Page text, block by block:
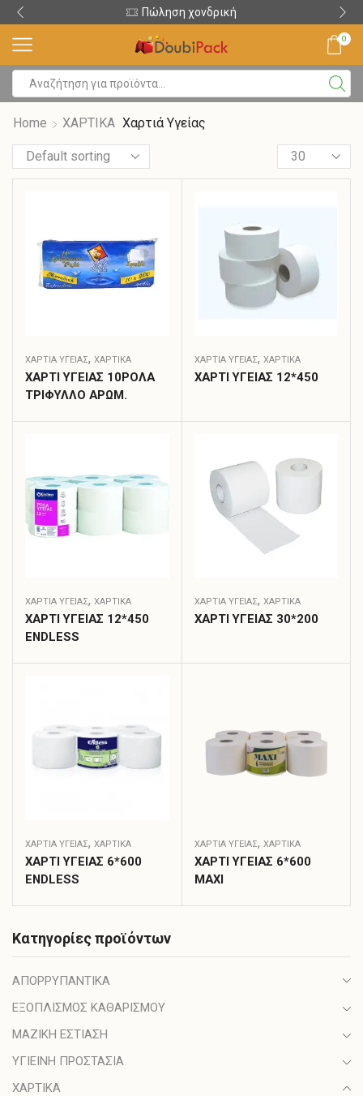
Πώληση χονδρική
0
Home ΧΑΡΤΙΚΑ Χαρτιά Υγείας
ΧΑΡΤΙΆ ΥΓΕΊΑΣ, ΧΑΡΤΙΚΑ
ΧΑΡΤΙ ΥΓΕΙΑΣ 10ΡΟΛΑ
ΤΡΙΦΥΛΛΟ ΑΡΩΜ.
ΧΑΡΤΙΆ ΥΓΕΊΑΣ, ΧΑΡΤΙΚΑ
ΧΑΡΤΙ ΥΓΕΙΑΣ 12*450
ΧΑΡΤΙΆ ΥΓΕΊΑΣ, ΧΑΡΤΙΚΑ
ΧΑΡΤΙ ΥΓΕΙΑΣ 12*450
ENDLESS
ΧΑΡΤΙΆ ΥΓΕΊΑΣ, ΧΑΡΤΙΚΑ
ΧΑΡΤΙ ΥΓΕΙΑΣ 30*200
ΧΑΡΤΙΆ ΥΓΕΊΑΣ, ΧΑΡΤΙΚΑ
ΧΑΡΤΙ ΥΓΕΙΑΣ 6*600
ENDLESS
ΧΑΡΤΙΆ ΥΓΕΊΑΣ, ΧΑΡΤΙΚΑ
ΧΑΡΤΙ ΥΓΕΙΑΣ 6*600
MAXI
Κατηγορίες προϊόντων
ΑΠΟΡΡΥΠΑΝΤΙΚΑ
ΕΞΟΠΛΙΣΜΟΣ ΚΑΘΑΡΙΣΜΟΥ
ΜΑΖΙΚΗ ΕΣΤΙΑΣΗ
ΥΓΙΕΙΝΗ ΠΡΟΣΤΑΣΙΑ
ΧΑΡΤΙΚΑ